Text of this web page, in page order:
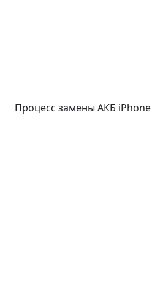
Процесс замены АКБ